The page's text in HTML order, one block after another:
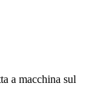
a macchina sul